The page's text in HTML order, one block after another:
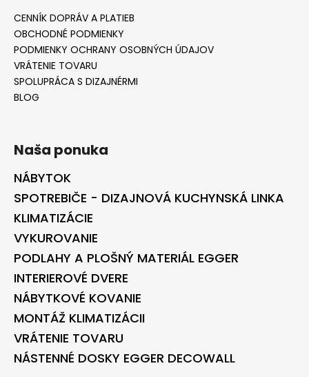
CENNÍK DOPRÁV A PLATIEB
OBCHODNÉ PODMIENKY
PODMIENKY OCHRANY OSOBNÝCH ÚDAJOV
VRÁTENIE TOVARU
SPOLUPRÁCA S DIZAJNÉRMI
BLOG
Naša ponuka
NÁBYTOK
SPOTREBIČE - DIZAJNOVÁ KUCHYNSKÁ LINKA
KLIMATIZÁCIE
VYKUROVANIE
PODLAHY A PLOŠNÝ MATERIÁL EGGER
INTERIEROVÉ DVERE
NÁBYTKOVÉ KOVANIE
MONTÁŽ KLIMATIZÁCII
VRÁTENIE TOVARU
NÁSTENNÉ DOSKY EGGER DECOWALL